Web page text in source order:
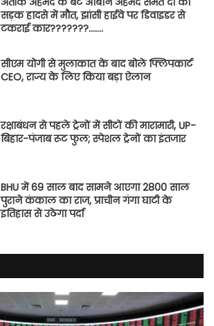
सड़क हादसे में मौत, झांसी हाईवे पर डिवाइडर से
टकराई कार???????…….
सीएम योगी से मुलाकात के बाद बोले फ्लिपकार्ट
CEO, राज्य के लिए किया बड़ा ऐलान
रक्षाबंधन से पहले ट्रेनों में सीटों की मारामारी, UP-
बिहार-पंजाब रूट फुल; स्पेशल ट्रेनों का इंतजार
BHU में 69 साल बाद सामने आएगा 2800 साल
पुराने कंकाल का राज, प्राचीन गंगा घाटी के
इतिहास से उठेगा पर्दा